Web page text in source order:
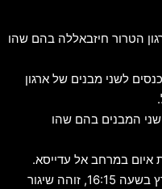
הטרור חיזבאללה בהם שהו
לשני מבנים של ארגון
המבנים בהם שהו
איום במרחב אל עדייסא.
בהמשך להתרעות שהופעלו בצפון הארץ בשעה 16:15, זוהה שיגור